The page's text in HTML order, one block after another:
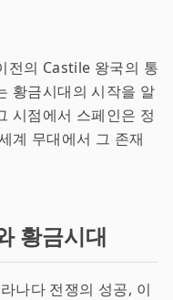
전의 Castile 왕국의 통
황금시대의 시작을 알
시점에서 스페인은 정
계 무대에서 그 존재
황금시대
나다 전쟁의 성공, 이